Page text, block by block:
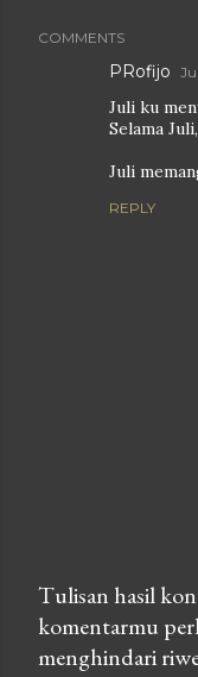
COMMENTS
PRofijo
Juli ku
Selama
Juli
REPLY
P
o
Tulisan hasil
komentarmu
menghindari